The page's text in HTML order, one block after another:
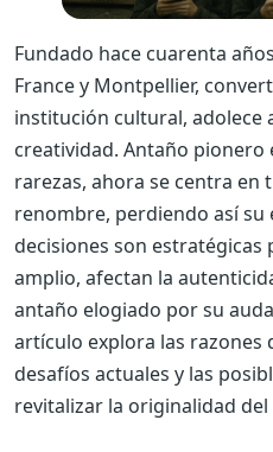
Fundado hace cuarenta
France y Montpellier,
institución cultural, adolece
creatividad. Antaño
rarezas, ahora se centra en
renombre, perdiendo así su
decisiones son estratégicas
amplio, afectan la
antaño elogiado por su
artículo explora las razones
desafíos actuales y las
revitalizar la originalidad del